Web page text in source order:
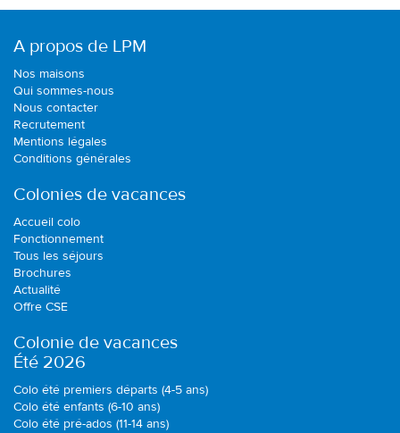
A propos de LPM
Nos maisons
Qui sommes-nous
Nous contacter
Recrutement
Mentions légales
Conditions générales
Colonies de vacances
Accueil colo
Fonctionnement
Tous les séjours
Brochures
Actualité
Offre CSE
Colonie de vacances
Été 2026
Colo été premiers départs (4-5 ans)
Colo été enfants (6-10 ans)
Colo été pré-ados (11-14 ans)